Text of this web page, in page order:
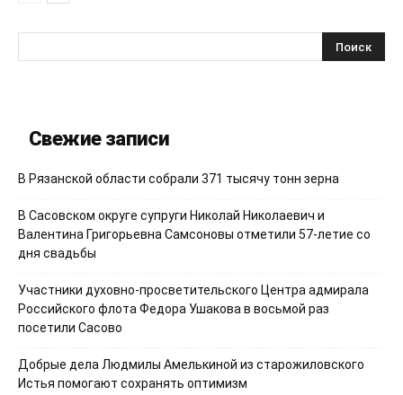
Свежие записи
В Рязанской области собрали 371 тысячу тонн зерна
В Сасовском округе супруги Николай Николаевич и
Валентина Григорьевна Самсоновы отметили 57-летие со
дня свадьбы
Участники духовно-просветительского Центра адмирала
Российского флота Федора Ушакова в восьмой раз
посетили Сасово
Добрые дела Людмилы Амелькиной из старожиловского
Истья помогают сохранять оптимизм